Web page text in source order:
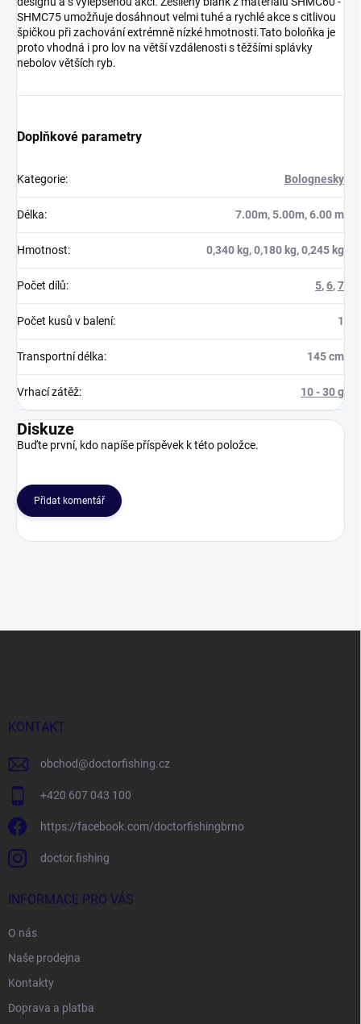
SHMC75 umožňuje dosáhnout velmi tuhé a rychlé akce s citlivou
špičkou při zachování extrémně nízké hmotnosti.Tato boloňka je
proto vhodná i pro lov na větší vzdálenosti s těžšími splávky
nebolov větších ryb.
Doplňkové parametry
Kategorie: Bolognesky
Délka: 7.00m, 5.00m, 6.00 m
Hmotnost: 0,340 kg, 0,180 kg, 0,245 kg
Počet dílů: 5,6,7
Počet kusů v balení: 1
Transportní délka: 145 cm
Vrhací zátěž: 10 - 30 g
Diskuze
Buďte první, kdo napíše příspěvek k této položce.
Přidat komentář
KONTAKT
obchod@doctorfishing.cz
+420 607 043 100
https://facebook.com/doctorfishingbrno
doctor.fishing
INFORMACE PRO VÁS
O nás
Naše prodejna
Kontakty
Doprava a platba